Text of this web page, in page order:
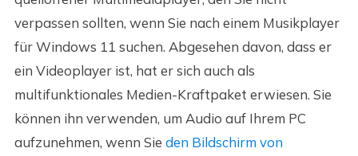
verpassen sollten, wenn Sie nach einem Musikplayer
für Windows 11 suchen. Abgesehen davon, dass er
ein Videoplayer ist, hat er sich auch als
multifunktionales Medien-Kraftpaket erwiesen. Sie
können ihn verwenden, um Audio auf Ihrem PC
aufzunehmen, wenn Sie den Bildschirm von